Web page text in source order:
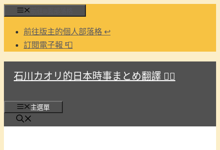
要
內
前往版主的個人部落格 ↩
訂閱電子報 📮
石川カオリ的日本時事まとめ翻譯 🏳️‍🌈
主選單